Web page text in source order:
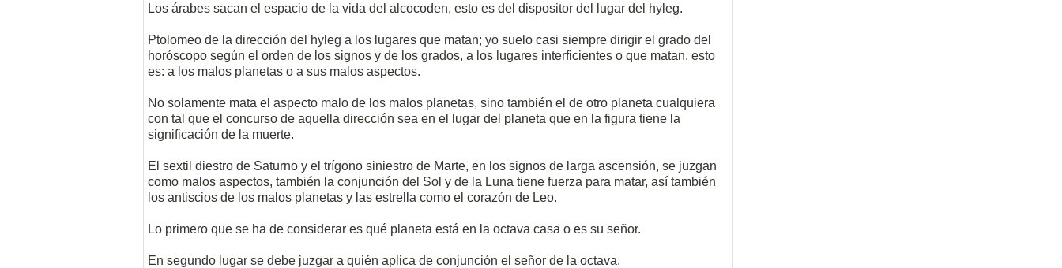
Los árabes sacan el espacio de la vida del alcocoden, esto es del dispositor del lugar del hyleg.
Ptolomeo de la dirección del hyleg a los lugares que matan; yo suelo casi siempre dirigir el grado del
horóscopo según el orden de los signos y de los grados, a los lugares interficientes o que matan, esto
es: a los malos planetas o a sus malos aspectos.
No solamente mata el aspecto malo de los malos planetas, sino también el de otro planeta cualquiera
con tal que el concurso de aquella dirección sea en el lugar del planeta que en la figura tiene la
significación de la muerte.
El sextil diestro de Saturno y el trígono siniestro de Marte, en los signos de larga ascensión, se juzgan
como malos aspectos, también la conjunción del Sol y de la Luna tiene fuerza para matar, así también
los antiscios de los malos planetas y las estrella como el corazón de Leo.
Lo primero que se ha de considerar es qué planeta está en la octava casa o es su señor.
En segundo lugar se debe juzgar a quién aplica de conjunción el señor de la octava.